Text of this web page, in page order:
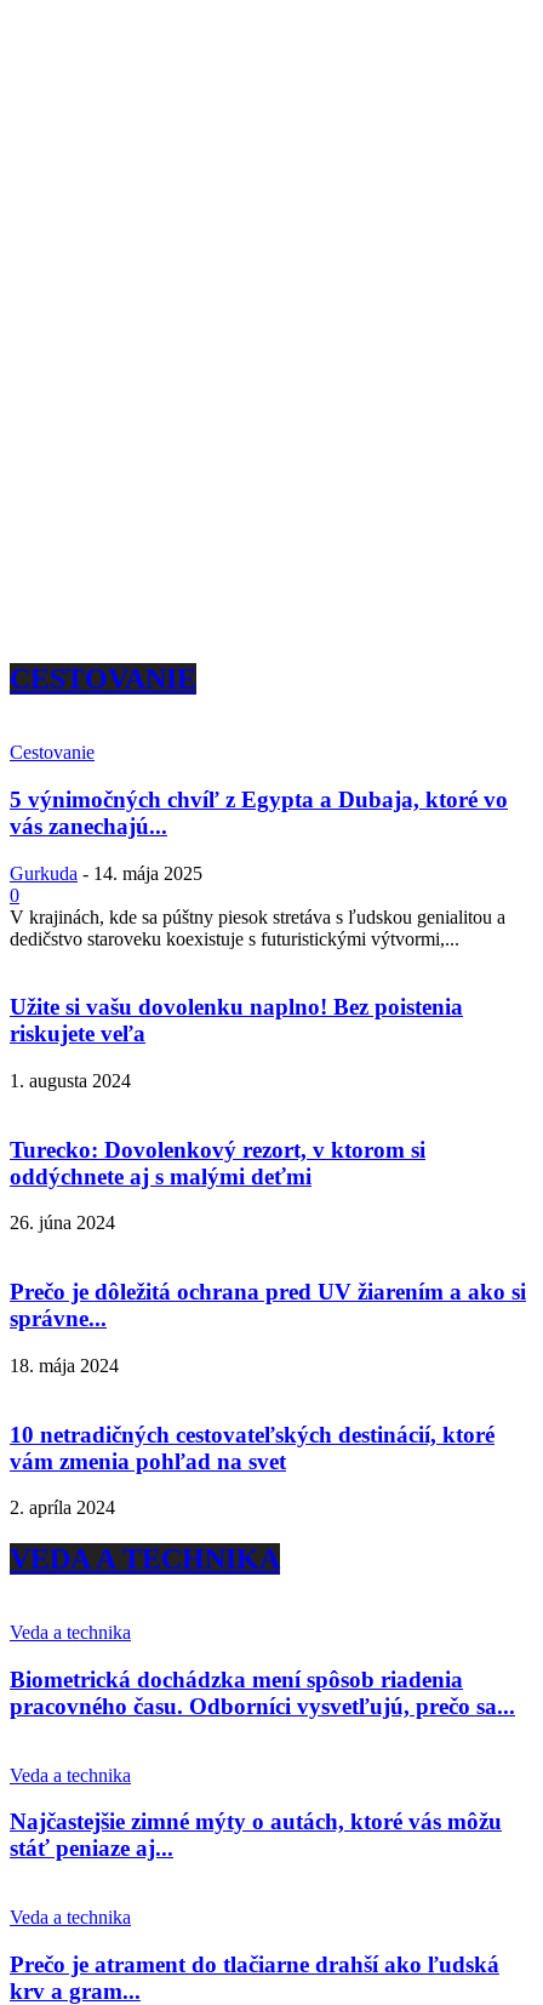
CESTOVANIE
Cestovanie
5 výnimočných chvíľ z Egypta a Dubaja, ktoré vo
vás zanechajú...
Gurkuda - 14. mája 2025
0
V krajinách, kde sa púštny piesok stretáva s ľudskou genialitou a
dedičstvo staroveku koexistuje s futuristickými výtvormi,...
Užite si vašu dovolenku naplno! Bez poistenia
riskujete veľa
1. augusta 2024
Turecko: Dovolenkový rezort, v ktorom si
oddýchnete aj s malými deťmi
26. júna 2024
Prečo je dôležitá ochrana pred UV žiarením a ako si
správne...
18. mája 2024
10 netradičných cestovateľských destinácií, ktoré
vám zmenia pohľad na svet
2. apríla 2024
VEDA A TECHNIKA
Veda a technika
Biometrická dochádzka mení spôsob riadenia
pracovného času. Odborníci vysvetľujú, prečo sa...
Veda a technika
Najčastejšie zimné mýty o autách, ktoré vás môžu
stáť peniaze aj...
Veda a technika
Prečo je atrament do tlačiarne drahší ako ľudská
krv a gram...